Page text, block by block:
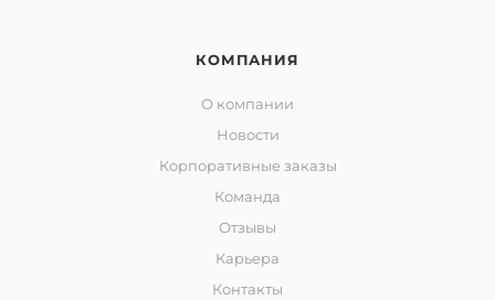
КОМПАНИЯ
О компании
Новости
Корпоративные заказы
Команда
Отзывы
Карьера
Контакты